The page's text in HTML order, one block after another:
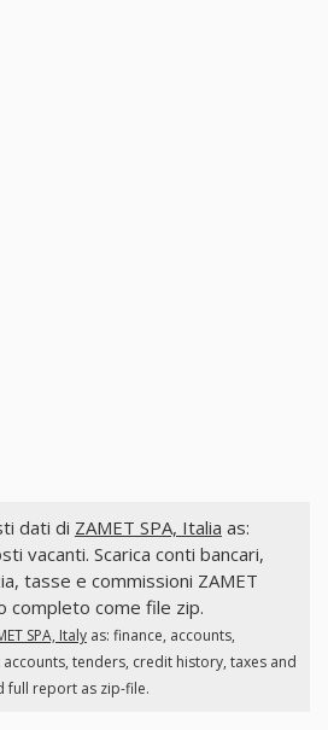
dati di ZAMET SPA, Italia as:
vacanti. Scarica conti bancari,
tasse e commissioni ZAMET
completo come file zip.
SPA, Italyas: finance, accounts,
tenders, credit history, taxes and
full report as zip-file.